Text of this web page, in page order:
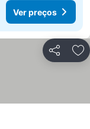
Ver preços
Partilhar